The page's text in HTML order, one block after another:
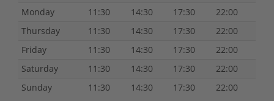
Monday
11:30 14:30 17:30
22:00
Thursday
11:30 14:30 17:30
22:00
Friday
11:30 14:30 17:30
22:00
Saturday
11:30 14:30 17:30
22:00
Sunday
11:30 14:30 17:30 22:00